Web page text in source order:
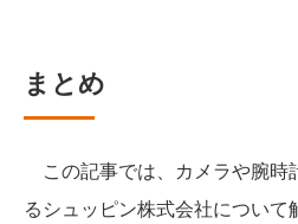
まとめ
この記事では、カメラや腕時
るシュッピン株式会社につい